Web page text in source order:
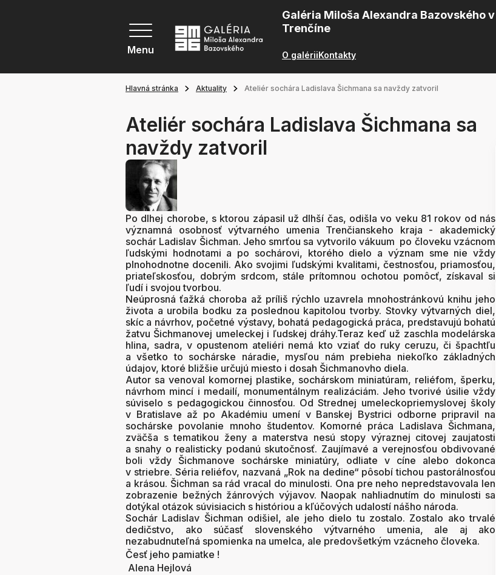
Menu
Galéria Miloša Alexandra Bazovského v
Trenčíne
O galériiKontakty
Hlavná stránka Aktuality Ateliér sochára Ladislava Šichmana sa navždy zatvoril
Ateliér sochára Ladislava Šichmana sa
navždy zatvoril
Po dlhej chorobe, s ktorou zápasil už dlhší čas, odišla vo veku 81 rokov od nás
významná osobnosť výtvarného umenia Trenčianskeho kraja - akademický
sochár Ladislav Šichman. Jeho smrťou sa vytvorilo vákuum po človeku vzácnom
ľudskými hodnotami a po sochárovi, ktorého dielo a význam sme nie vždy
plnohodnotne docenili. Ako svojimi ľudskými kvalitami, čestnosťou, priamosťou,
priateľskosťou, dobrým srdcom, stále prítomnou ochotou pomôcť, získaval si
ľudí i svojou tvorbou.
Neúprosná ťažká choroba až príliš rýchlo uzavrela mnohostránkovú knihu jeho
života a urobila bodku za poslednou kapitolou tvorby. Stovky výtvarných diel,
skíc a návrhov, početné výstavy, bohatá pedagogická práca, predstavujú bohatú
žatvu Šichmanovej umeleckej i ľudskej dráhy.Teraz keď už zaschla modelárska
hlina, sadra, v opustenom ateliéri nemá kto vziať do ruky ceruzu, či špachtľu
a všetko to sochárske náradie, mysľou nám prebieha niekoľko základných
údajov, ktoré bližšie určujú miesto i dosah Šichmanovho diela.
Autor sa venoval komornej plastike, sochárskom miniatúram, reliéfom, šperku,
návrhom mincí i medailí, monumentálnym realizáciám. Jeho tvorivé úsilie vždy
súviselo s pedagogickou činnosťou. Od Strednej umeleckopriemyslovej školy
v Bratislave až po Akadémiu umení v Banskej Bystrici odborne pripravil na
sochárske povolanie mnoho študentov. Komorné práca Ladislava Šichmana,
zväčša s tematikou ženy a materstva nesú stopy výraznej citovej zaujatosti
a snahy o realisticky podanú skutočnosť. Zaujímavé a verejnosťou obdivované
boli vždy Šichmanove sochárske miniatúry, odliate v cíne alebo dokonca
v striebre. Séria reliéfov, nazvaná „Rok na dedine“ pôsobí tichou pastorálnosťou
a krásou. Šichman sa rád vracal do minulosti. Ona pre neho nepredstavovala len
zobrazenie bežných žánrových výjavov. Naopak nahliadnutím do minulosti sa
dotýkal otázok súvisiacich s históriou a kľúčových udalostí nášho národa.
Sochár Ladislav Šichman odišiel, ale jeho dielo tu zostalo. Zostalo ako trvalé
dedičstvo, ako súčasť slovenského výtvarného umenia, ale aj ako
nezabudnuteľná spomienka na umelca, ale predovšetkým vzácneho človeka.
Česť jeho pamiatke !
Alena Hejlová